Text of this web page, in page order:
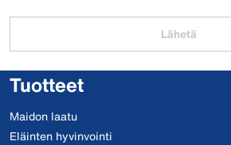
Lähetä
Tuotteet
Maidon laatu
Eläinten hyvinvointi